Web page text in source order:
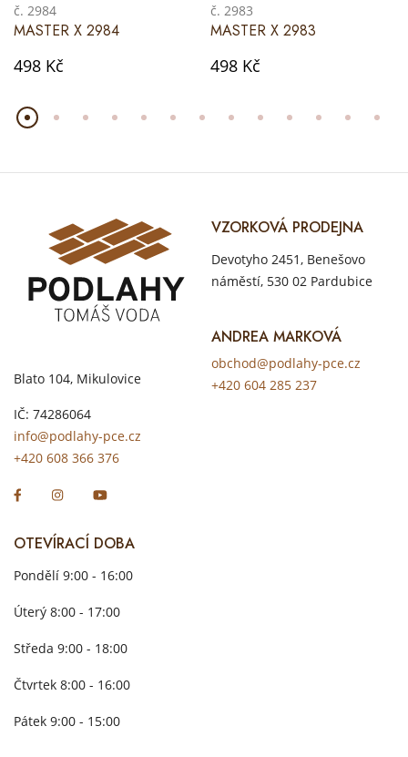
č. 2984
MASTER X 2984
498 Kč
č. 2983
MASTER X 2983
498 Kč
Blato 104, Mikulovice
IČ: 74286064
info@podlahy-pce.cz
+420 608 366 376
VZORKOVÁ PRODEJNA
Devotyho 2451, Benešovo
náměstí, 530 02 Pardubice
ANDREA MARKOVÁ
obchod@podlahy-pce.cz
+420 604 285 237
OTEVÍRACÍ DOBA
Pondělí 9:00 - 16:00
Úterý 8:00 - 17:00
Středa 9:00 - 18:00
Čtvrtek 8:00 - 16:00
Pátek 9:00 - 15:00